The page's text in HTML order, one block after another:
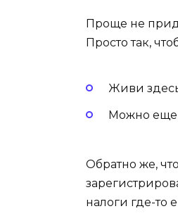
Проще не
Просто так,
Живи
Можно еще
Обратно же,
налоги где-то